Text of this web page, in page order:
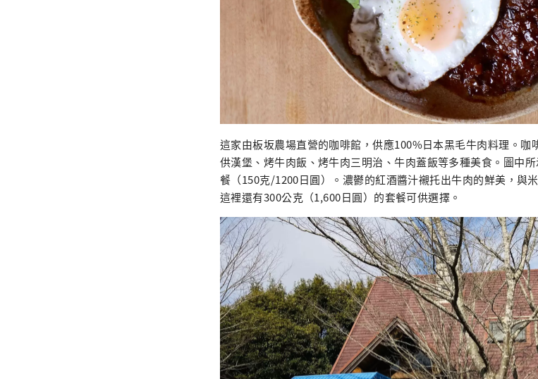
這家由板坂農場直營的咖啡館，供應100%日本黑毛牛肉料理。咖
供漢堡、烤牛肉飯、烤牛肉三明治、牛肉蓋飯等多種美食。圖中
餐（150克/1200日圓）。濃鬱的紅酒醬汁襯托出牛肉的鮮美，與
這裡還有300公克（1,600日圓）的套餐可供選擇。